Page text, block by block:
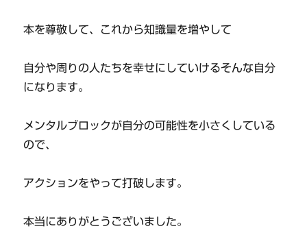
本を尊敬して、これから知識量を増やして
自分や周りの人たちを幸せにしていけるそんな自分
になります。
メンタルブロックが自分の可能性を小さくしている
ので、
アクションをやって打破します。
本当にありがとうございました。